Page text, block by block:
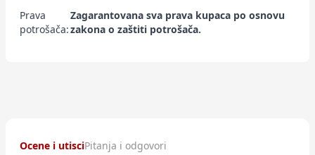
Prava
potrošača:
Zagarantovana sva prava kupaca po osnovu
zakona o zaštiti potrošača.
Ocene i utisciPitanja i odgovori